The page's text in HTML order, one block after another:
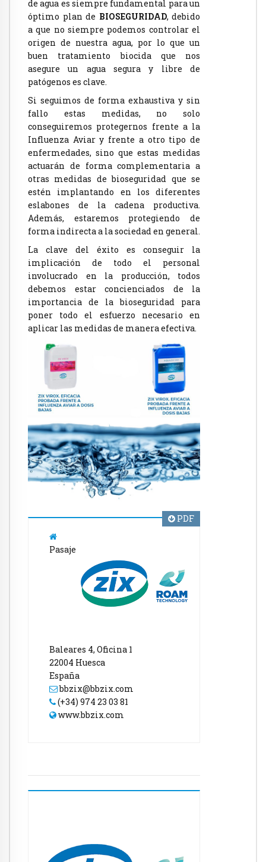
de agua es siempre fundamental para un
óptimo plan de BIOSEGURIDAD, debido
a que no siempre podemos controlar el
origen de nuestra agua, por lo que un
buen tratamiento biocida que nos
asegure un agua segura y libre de
patógenos es clave.
Si seguimos de forma exhaustiva y sin
fallo estas medidas, no solo
conseguiremos protegernos frente a la
Influenza Aviar y frente a otro tipo de
enfermedades, sino que estas medidas
actuarán de forma complementaria a
otras medidas de bioseguridad que se
estén implantando en los diferentes
eslabones de la cadena productiva.
Además, estaremos protegiendo de
forma indirecta a la sociedad en general.
La clave del éxito es conseguir la
implicación de todo el personal
involucrado en la producción, todos
debemos estar concienciados de la
importancia de la bioseguridad para
poner todo el esfuerzo necesario en
aplicar las medidas de manera efectiva.
PDF
Pasaje
Baleares 4, Oficina 1
22004 Huesca
España
bbzix@bbzix.com
(+34) 974 23 03 81
www.bbzix.com